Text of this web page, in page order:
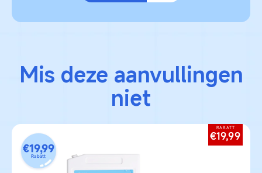
Mis deze aanvullingen
niet
€19,99
Rabatt
RABATT
€19,99